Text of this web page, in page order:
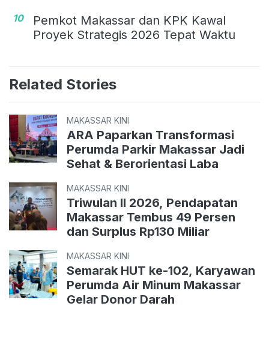
10
Pemkot Makassar dan KPK Kawal
Proyek Strategis 2026 Tepat Waktu
Related Stories
MAKASSAR KINI
ARA Paparkan Transformasi
Perumda Parkir Makassar Jadi
Sehat & Berorientasi Laba
MAKASSAR KINI
Triwulan II 2026, Pendapatan
Makassar Tembus 49 Persen
dan Surplus Rp130 Miliar
MAKASSAR KINI
Semarak HUT ke-102, Karyawan
Perumda Air Minum Makassar
Gelar Donor Darah